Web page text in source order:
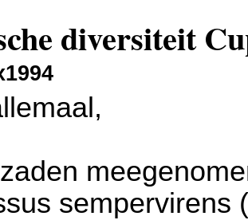
diversiteit
sempervirens